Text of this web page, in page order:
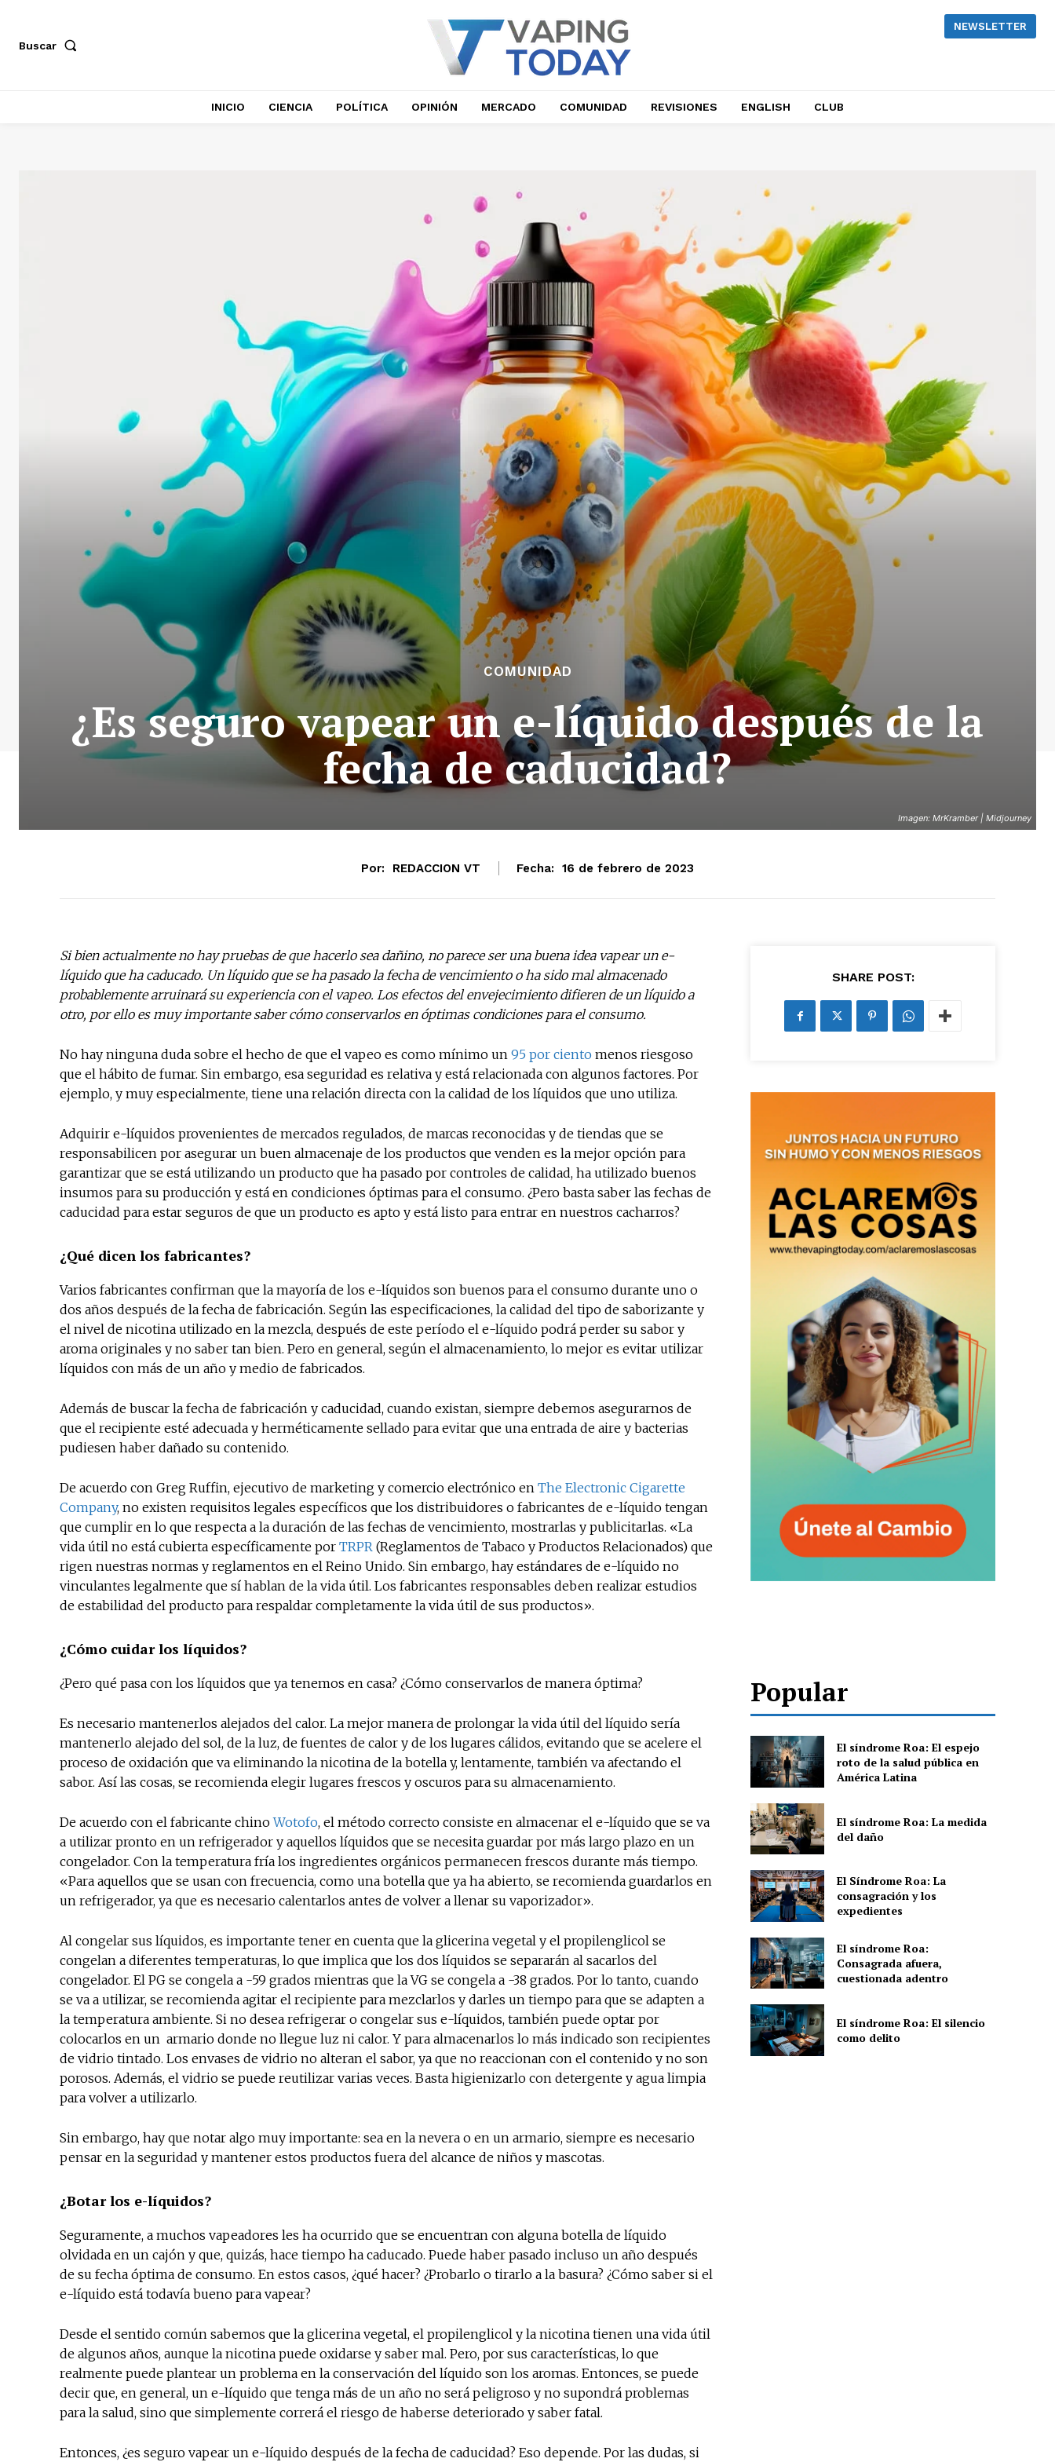
No te pierdas de las últimas
noticias
Suscríbete a nuestro boletín diario y recibe todas las
noticias del vapeo y la reducción de daños en tu correo
Subscribe to our daily clipping and receive all the news
SUBSCRIBIRSE
Buscar
NEWSLETTER
INICIO CIENCIA POLÍTICA OPINIÓN MERCADO COMUNIDAD REVISIONES ENGLISH CLUB
Imagen: MrKramber | Midjourney
COMUNIDAD
¿Es seguro vapear un e-líquido después de la
fecha de caducidad?
Por: REDACCION VT Fecha: 16 de febrero de 2023
Si bien actualmente no hay pruebas de que hacerlo sea dañino, no parece ser una buena idea vapear un e-
líquido que ha caducado. Un líquido que se ha pasado la fecha de vencimiento o ha sido mal almacenado
probablemente arruinará su experiencia con el vapeo. Los efectos del envejecimiento difieren de un líquido a
otro, por ello es muy importante saber cómo conservarlos en óptimas condiciones para el consumo.
No hay ninguna duda sobre el hecho de que el vapeo es como mínimo un 95 por ciento menos riesgoso
que el hábito de fumar. Sin embargo, esa seguridad es relativa y está relacionada con algunos factores. Por
ejemplo, y muy especialmente, tiene una relación directa con la calidad de los líquidos que uno utiliza.
Adquirir e-líquidos provenientes de mercados regulados, de marcas reconocidas y de tiendas que se
responsabilicen por asegurar un buen almacenaje de los productos que venden es la mejor opción para
garantizar que se está utilizando un producto que ha pasado por controles de calidad, ha utilizado buenos
insumos para su producción y está en condiciones óptimas para el consumo. ¿Pero basta saber las fechas de
caducidad para estar seguros de que un producto es apto y está listo para entrar en nuestros cacharros?
¿Qué dicen los fabricantes?
Varios fabricantes confirman que la mayoría de los e-líquidos son buenos para el consumo durante uno o
dos años después de la fecha de fabricación. Según las especificaciones, la calidad del tipo de saborizante y
el nivel de nicotina utilizado en la mezcla, después de este período el e-líquido podrá perder su sabor y
aroma originales y no saber tan bien. Pero en general, según el almacenamiento, lo mejor es evitar utilizar
líquidos con más de un año y medio de fabricados.
Además de buscar la fecha de fabricación y caducidad, cuando existan, siempre debemos asegurarnos de
que el recipiente esté adecuada y herméticamente sellado para evitar que una entrada de aire y bacterias
pudiesen haber dañado su contenido.
De acuerdo con Greg Ruffin, ejecutivo de marketing y comercio electrónico en The Electronic Cigarette
Company, no existen requisitos legales específicos que los distribuidores o fabricantes de e-líquido tengan
que cumplir en lo que respecta a la duración de las fechas de vencimiento, mostrarlas y publicitarlas. «La
vida útil no está cubierta específicamente por TRPR (Reglamentos de Tabaco y Productos Relacionados) que
rigen nuestras normas y reglamentos en el Reino Unido. Sin embargo, hay estándares de e-líquido no
vinculantes legalmente que sí hablan de la vida útil. Los fabricantes responsables deben realizar estudios
de estabilidad del producto para respaldar completamente la vida útil de sus productos».
¿Cómo cuidar los líquidos?
¿Pero qué pasa con los líquidos que ya tenemos en casa? ¿Cómo conservarlos de manera óptima?
Es necesario mantenerlos alejados del calor. La mejor manera de prolongar la vida útil del líquido sería
mantenerlo alejado del sol, de la luz, de fuentes de calor y de los lugares cálidos, evitando que se acelere el
proceso de oxidación que va eliminando la nicotina de la botella y, lentamente, también va afectando el
sabor. Así las cosas, se recomienda elegir lugares frescos y oscuros para su almacenamiento.
De acuerdo con el fabricante chinoWotofo, el método correcto consiste en almacenar el e-líquido que se va
a utilizar pronto en un refrigerador y aquellos líquidos que se necesita guardar por más largo plazo en un
congelador. Con la temperatura fría los ingredientes orgánicos permanecen frescos durante más tiempo.
«Para aquellos que se usan con frecuencia, como una botella que ya ha abierto, se recomienda guardarlos en
un refrigerador, ya que es necesario calentarlos antes de volver a llenar su vaporizador».
Al congelar sus líquidos, es importante tener en cuenta que la glicerina vegetal y el propilenglicol se
congelan a diferentes temperaturas, lo que implica que los dos líquidos se separarán al sacarlos del
congelador. El PG se congela a -59 grados mientras que la VG se congela a -38 grados. Por lo tanto, cuando
se va a utilizar, se recomienda agitar el recipiente para mezclarlos y darles un tiempo para que se adapten a
la temperatura ambiente. Si no desea refrigerar o congelar sus e-líquidos, también puede optar por
colocarlos en un armario donde no llegue luz ni calor. Y para almacenarlos lo más indicado son recipientes
de vidrio tintado. Los envases de vidrio no alteran el sabor, ya que no reaccionan con el contenido y no son
porosos. Además, el vidrio se puede reutilizar varias veces. Basta higienizarlo con detergente y agua limpia
para volver a utilizarlo.
Sin embargo, hay que notar algo muy importante: sea en la nevera o en un armario, siempre es necesario
pensar en la seguridad y mantener estos productos fuera del alcance de niños y mascotas.
¿Botar los e-líquidos?
Seguramente, a muchos vapeadores les ha ocurrido que se encuentran con alguna botella de líquido
olvidada en un cajón y que, quizás, hace tiempo ha caducado. Puede haber pasado incluso un año después
de su fecha óptima de consumo. En estos casos, ¿qué hacer? ¿Probarlo o tirarlo a la basura? ¿Cómo saber si el
e-líquido está todavía bueno para vapear?
Desde el sentido común sabemos que la glicerina vegetal, el propilenglicol y la nicotina tienen una vida útil
de algunos años, aunque la nicotina puede oxidarse y saber mal. Pero, por sus características, lo que
realmente puede plantear un problema en la conservación del líquido son los aromas. Entonces, se puede
decir que, en general, un e-líquido que tenga más de un año no será peligroso y no supondrá problemas
para la salud, sino que simplemente correrá el riesgo de haberse deteriorado y saber fatal.
Entonces, ¿es seguro vapear un e-líquido después de la fecha de caducidad? Eso depende. Por las dudas, si
SHARE POST:
Popular
El síndrome Roa: El espejo
roto de la salud pública en
América Latina
El síndrome Roa: La medida
del daño
El Síndrome Roa: La
consagración y los
expedientes
El síndrome Roa:
Consagrada afuera,
cuestionada adentro
El síndrome Roa: El silencio
como delito